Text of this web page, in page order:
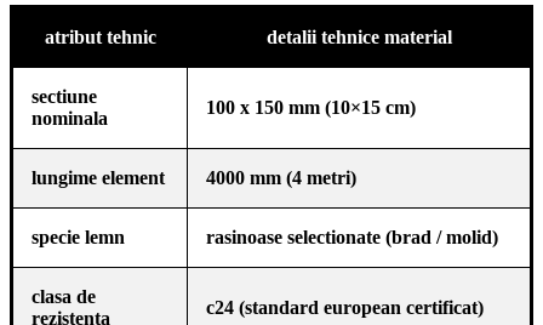
atribut tehnic detalii tehnice material
sectiune
nominala
100 x 150 mm (10×15 cm)
lungime element 4000 mm (4 metri)
specie lemn rasinoase selectionate (brad / molid)
clasa de
rezistenta
c24 (standard european certificat)